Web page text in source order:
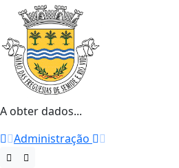
A obter dados...
Administração